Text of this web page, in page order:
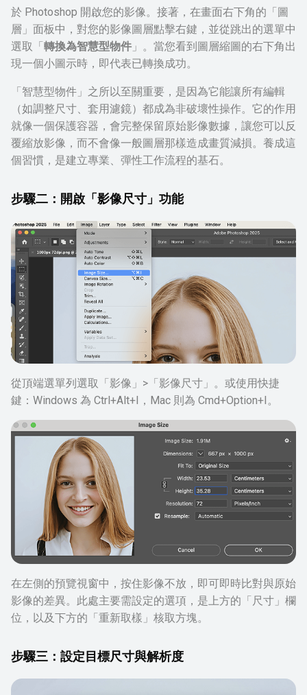
於 Photoshop 開啟您的影像。接著，在畫面右下角的「圖
層」面板中，對您的影像圖層點擊右鍵，並從跳出的選單中
選取「轉換為智慧型物件 」。當您看到圖層縮圖的右下角出
現一個小圖示時，即代表已轉換成功。
「智慧型物件」之所以至關重要，是因為它能讓所有編輯
（如調整尺寸、套用濾鏡）都成為非破壞性操作。它的作用
就像一個保護容器，會完整保留原始影像數據，讓您可以反
覆縮放影像，而不會像一般圖層那樣造成畫質減損。養成這
個習慣，是建立專業、彈性工作流程的基石。
步驟二：開啟「影像尺寸」功能
從頂端選單列選取「影像」>「影像尺寸」。或使用快捷
鍵：Windows 為 Ctrl+Alt+I，Mac 則為 Cmd+Option+I。
在左側的預覽視窗中，按住影像不放，即可即時比對與原始
影像的差異。此處主要需設定的選項，是上方的「尺寸」欄
位，以及下方的「重新取樣」核取方塊。
步驟三：設定目標尺寸與解析度